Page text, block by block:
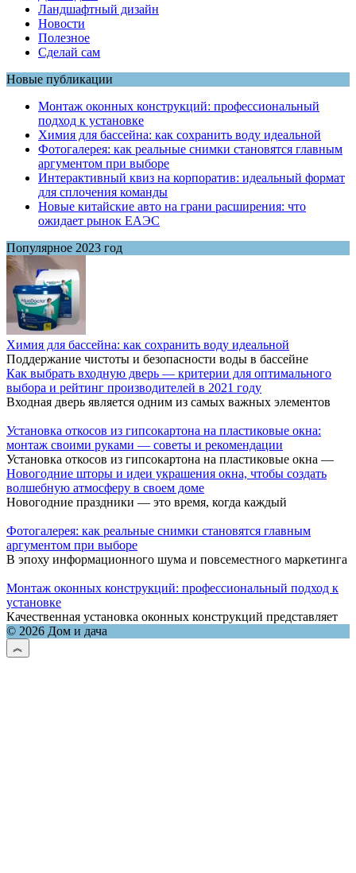
Ландшафтный дизайн
Новости
Полезное
Сделай сам
Новые публикации
Монтаж оконных конструкций: профессиональный
подход к установке
Химия для бассейна: как сохранить воду идеальной
Фотогалерея: как реальные снимки становятся главным
аргументом при выборе
Интерактивный квиз на корпоратив: идеальный формат
для сплочения команды
Новые китайские авто на грани расширения: что
ожидает рынок ЕАЭС
Популярное 2023 год
Химия для бассейна: как сохранить воду идеальной
Поддержание чистоты и безопасности воды в бассейне
Как выбрать входную дверь — критерии для оптимального
выбора и рейтинг производителей в 2021 году
Входная дверь является одним из самых важных элементов
Установка откосов из гипсокартона на пластиковые окна:
монтаж своими руками — советы и рекомендации
Установка откосов из гипсокартона на пластиковые окна —
Новогодние шторы и идеи украшения окна, чтобы создать
волшебную атмосферу в своем доме
Новогодние праздники — это время, когда каждый
Фотогалерея: как реальные снимки становятся главным
аргументом при выборе
В эпоху информационного шума и повсеместного маркетинга
Монтаж оконных конструкций: профессиональный подход к
установке
Качественная установка оконных конструкций представляет
© 2026 Дом и дача